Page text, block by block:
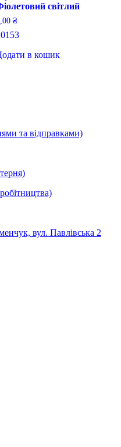
світлий
₴
в кошик
та відправками)
вул. Павлівська 2